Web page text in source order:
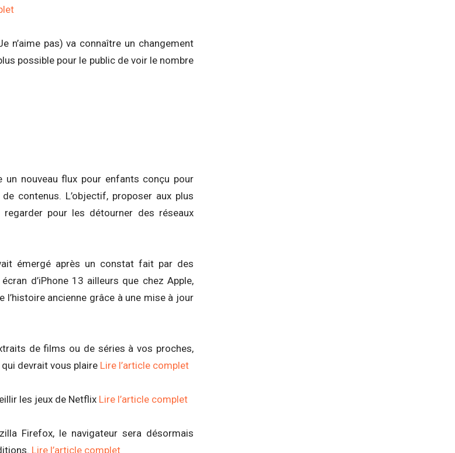
n’aime pas) va connaître un changement
possible pour le public de voir le nombre
nouveau flux pour enfants conçu pour
contenus. L’objectif, proposer aux plus
pour les détourner des réseaux
émergé après un constat fait par des
d’iPhone 13 ailleurs que chez Apple,
l’histoire ancienne grâce à une mise à jour
de films ou de séries à vos proches,
devrait vous plaire Lire l’article complet
les jeux de Netflix Lire l’article complet
Firefox, le navigateur sera désormais
Lire l’article complet